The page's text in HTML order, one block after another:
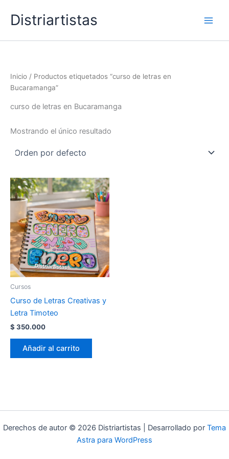
Distriartistas
Inicio / Productos etiquetados “curso de letras en
Bucaramanga”
curso de letras en Bucaramanga
Mostrando el único resultado
Cursos
Curso de Letras Creativas y
Letra Timoteo
$ 350.000
Añadir al carrito
Derechos de autor © 2026 Distriartistas | Desarrollado por Tema
Astra para WordPress